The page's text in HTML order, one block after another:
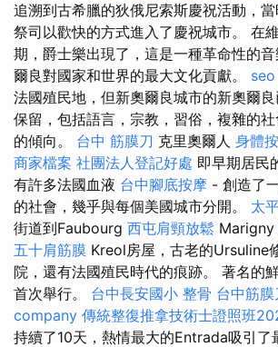
追溯到古希臘的狄俄尼索斯慶祝活動，
祭司以歡快的方式進入了慶祝城市。 在
期，爵士樂出現了，這是一種革命性的
爾良對國家和世界的最大文化貢獻。
法國殖民地，但新奧爾良城市的新奧爾
保留，包括語言，宗教，習俗，複雜的
的傾向。 台中 筋膜刀 克里奧爾人 身體
商家檔案 社團法人登記好處 即早期居民
有許多法國血液 台中腳底按摩 - 創造了
的社會，幾乎與每個美國城市分開。 太
街道到Faubourg 西屯肩頸放鬆 Marigny
五十肩筋膜 Kreol房屋，古老的Ursuline
院，還有法國殖民時代的痕跡。 著名的
首次舉行。 台中長安國小 整骨 台中筋
company 傳統整復推拿技術士證照班
持續了10天，熱情最大的Entrada吸引了